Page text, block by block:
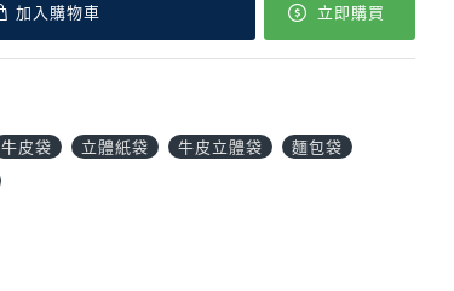
加入購物車 立即購買
牛皮袋 立體紙袋 牛皮立體袋
麵包袋